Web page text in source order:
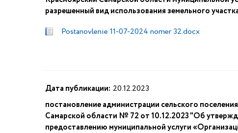
разрешенный вид использования земельного
Postanovlenie 11-07-2024 nomer 32.docx
Дата публикации: 20.12.2023
постановление администрации сельского
Самарской области № 72 от 10.12.2023 "Об
предоставлению муниципальной услуги